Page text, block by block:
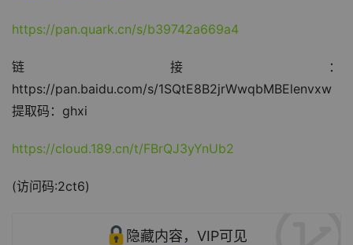
https://pan.quark.cn/s/b39742a669a4
链接：
https://pan.baidu.com/s/1SQtE8B2jrWwqbMBElenvxw
提取码：ghxi
https://cloud.189.cn/t/FBrQJ3yYnUb2
(访问码:2ct6)
隐藏内容，VIP可见